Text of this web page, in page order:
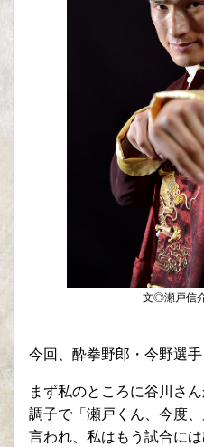
文◎瀬戸信
今回、酔拳野郎・今野選
まず私のところに谷川さ
調子で「瀬戸くん、今度
言われ、私はもう試合に